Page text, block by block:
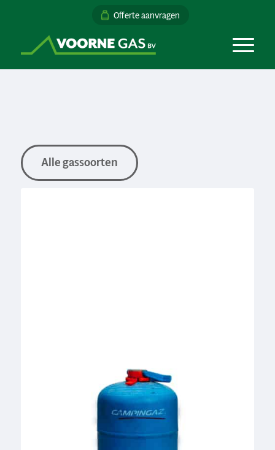
Offerte aanvragen
Alle gassoorten